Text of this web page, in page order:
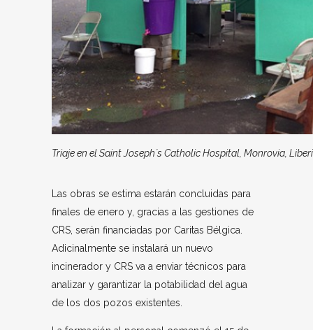
Triaje en el Saint Joseph´s Catholic Hospital, Monrovia,
Las obras se estima estarán concluidas para
finales de enero y, gracias a las gestiones de
CRS, serán financiadas por Caritas Bélgica.
Adicinalmente se instalará un nuevo
incinerador y CRS va a enviar técnicos para
analizar y garantizar la potabilidad del agua
de los dos pozos existentes.